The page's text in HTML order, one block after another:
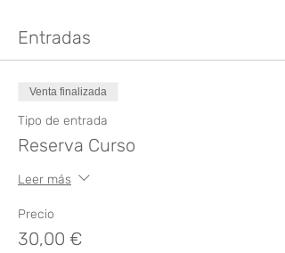
Entradas
Venta finalizada
Tipo de entrada
Reserva Curso
Leer más
Precio
30,00 €